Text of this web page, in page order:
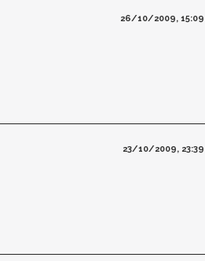
26/10/2009, 15:09
23/10/2009, 23:39